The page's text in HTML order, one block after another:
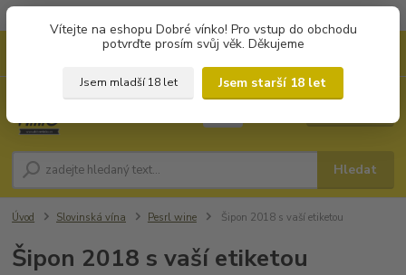
Vítejte na eshopu Dobré vínko! Pro vstup do obchodu
potvrďte prosím svůj věk. Děkujeme
Jsem mladší 18 let
Jsem starší 18 let
Hledat
Úvod Slovinská vína Pesrl wine Šipon 2018 s vaší etiketou
Šipon 2018 s vaší etiketou